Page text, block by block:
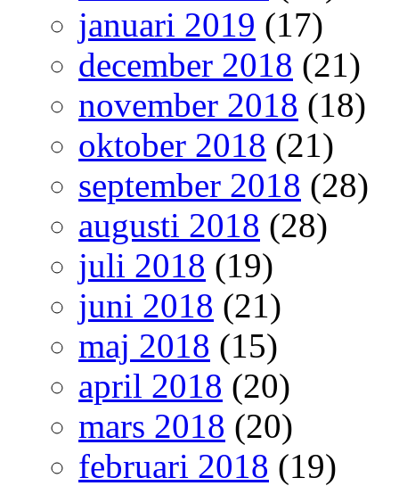
januari 2019 (17)
december 2018 (21)
november 2018 (18)
oktober 2018 (21)
september 2018 (28)
augusti 2018 (28)
juli 2018 (19)
juni 2018 (21)
maj 2018 (15)
april 2018 (20)
mars 2018 (20)
februari 2018 (19)